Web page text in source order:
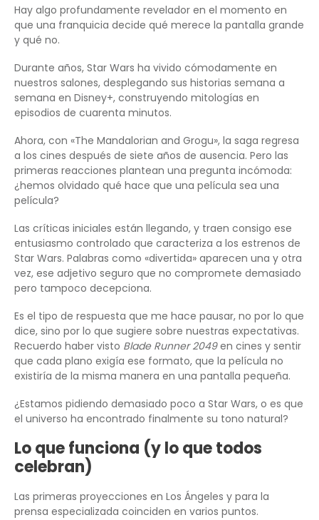
Hay algo profundamente revelador en el momento en
que una franquicia decide qué merece la pantalla grande
y qué no.
Durante años, Star Wars ha vivido cómodamente en
nuestros salones, desplegando sus historias semana a
semana en Disney+, construyendo mitologías en
episodios de cuarenta minutos.
Ahora, con «The Mandalorian and Grogu», la saga regresa
a los cines después de siete años de ausencia. Pero las
primeras reacciones plantean una pregunta incómoda:
¿hemos olvidado qué hace que una película sea una
película?
Las críticas iniciales están llegando, y traen consigo ese
entusiasmo controlado que caracteriza a los estrenos de
Star Wars. Palabras como «divertida» aparecen una y otra
vez, ese adjetivo seguro que no compromete demasiado
pero tampoco decepciona.
Es el tipo de respuesta que me hace pausar, no por lo que
dice, sino por lo que sugiere sobre nuestras expectativas.
Recuerdo haber visto Blade Runner 2049en cines y sentir
que cada plano exigía ese formato, que la película no
existiría de la misma manera en una pantalla pequeña.
¿Estamos pidiendo demasiado poco a Star Wars, o es que
el universo ha encontrado finalmente su tono natural?
Lo que funciona (y lo que todos
celebran)
Las primeras proyecciones en Los Ángeles y para la
prensa especializada coinciden en varios puntos.